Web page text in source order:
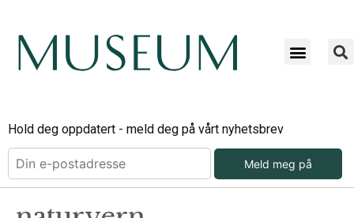
Hold deg oppdatert - meld deg på vårt nyhetsbrev
Meld meg på